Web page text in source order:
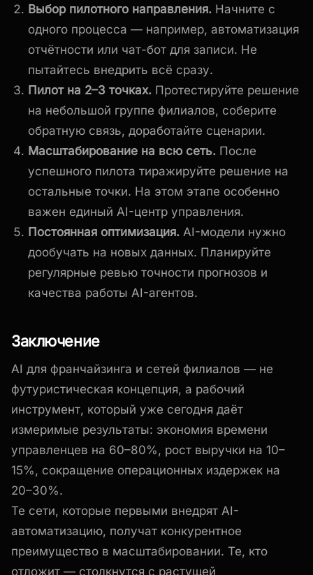
Выбор пилотного направления. Начните с
одного процесса — например, автоматизация
отчётности или чат-бот для записи. Не
пытайтесь внедрить всё сразу.
Пилот на 2–3 точках. Протестируйте решение
на небольшой группе филиалов, соберите
обратную связь, доработайте сценарии.
Масштабирование на всю сеть. После
успешного пилота тиражируйте решение на
остальные точки. На этом этапе особенно
важен единый AI-центр управления.
Постоянная оптимизация. AI-модели нужно
дообучать на новых данных. Планируйте
регулярные ревью точности прогнозов и
качества работы AI-агентов.
Заключение
AI для франчайзинга и сетей филиалов — не
футуристическая концепция, а рабочий
инструмент, который уже сегодня даёт
измеримые результаты: экономия времени
управленцев на 60–80%, рост выручки на 10–
15%, сокращение операционных издержек на
20–30%.
Те сети, которые первыми внедрят AI-
автоматизацию, получат конкурентное
преимущество в масштабировании. Те, кто
отложит — столкнутся с растущей